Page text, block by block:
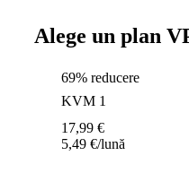
Alege un plan
69% reducere
KVM 1
17,99 €
5,49 €/lună